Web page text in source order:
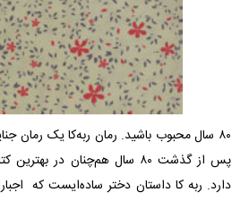
۸۰ سال محبوب باشید. رمان ربه‌کا یک رمان
پس از گذشت ۸۰ سال هم‌چنان در
دارد. ربه کا داستان دختر ساده‌ایست که